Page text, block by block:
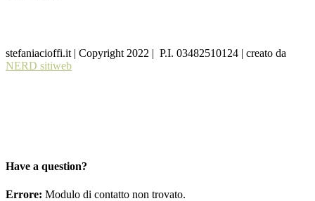
stefaniacioffi.it | Copyright 2022 | P.I. 03482510124 | creato da
NERD sitiweb
Have a question?
Errore: Modulo di contatto non trovato.